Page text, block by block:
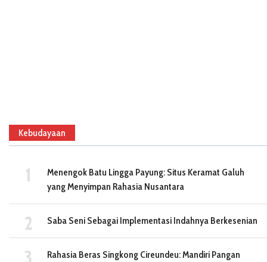
Kebudayaan
Menengok Batu Lingga Payung: Situs Keramat Galuh
yang Menyimpan Rahasia Nusantara
Saba Seni Sebagai Implementasi Indahnya Berkesenian
Rahasia Beras Singkong Cireundeu: Mandiri Pangan